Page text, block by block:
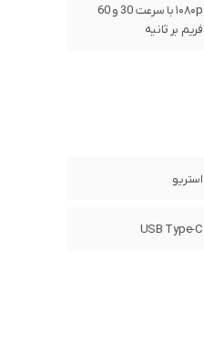
۱۰۸۰p با سرعت 30 و 60
فریم بر ثانیه
استریو
USB Type-C